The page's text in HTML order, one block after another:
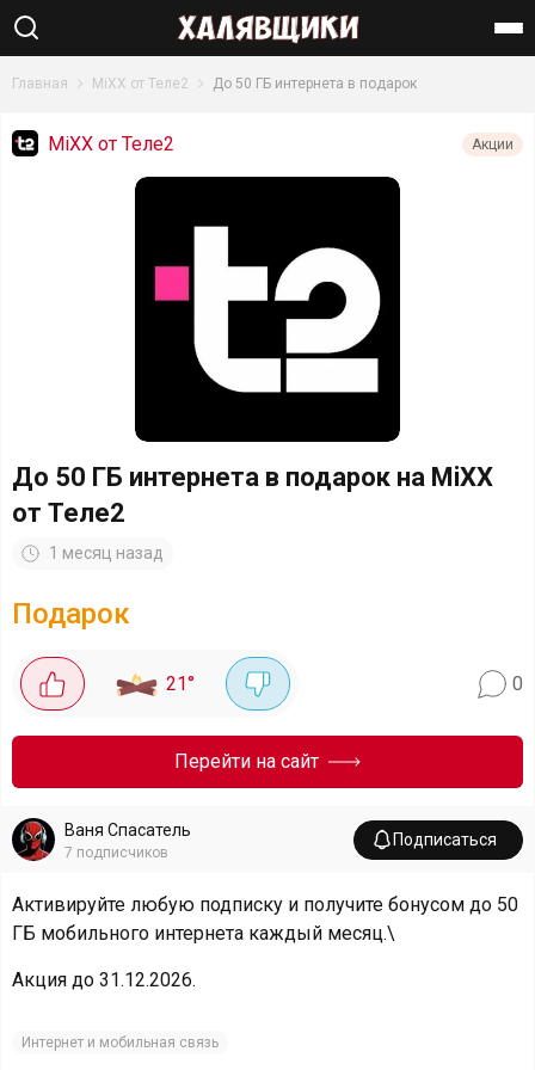
Главная MiXX от Теле2 До 50 ГБ интернета в подарок
MiXX от Теле2 Акции
До 50 ГБ интернета в подарок на MiXX
от Теле2
1 месяц назад
Подарок
21° 0
Перейти на сайт
Ваня Спасатель
7 подписчиков
Подписаться
Активируйте любую подписку и получите бонусом до 50
ГБ мобильного интернета каждый месяц.\
Акция до 31.12.2026.
Интернет и мобильная связь